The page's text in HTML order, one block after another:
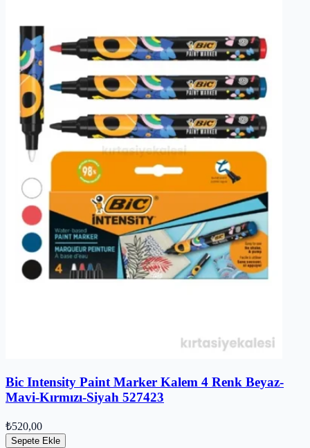
Bic Intensity Paint Marker Kalem 4 Renk Beyaz-
Mavi-Kırmızı-Siyah 527423
₺520,00
Sepete Ekle